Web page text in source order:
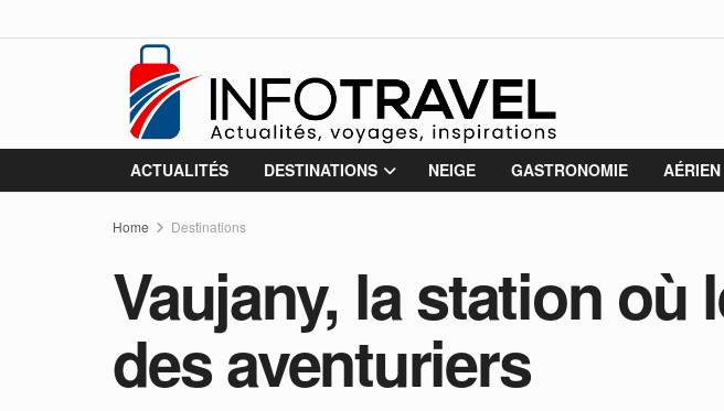
ACTUALITÉS DESTINATIONS NEIGE GASTRONOMIE AÉRIEN
Home Destinations
Vaujany, la station où
des aventuriers